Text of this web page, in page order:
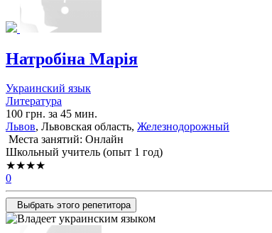
Натробіна Марія
Украинский язык
Литература
100 грн. за 45 мин.
Львов, Львовская область, Железнодорожный
Места занятий: Онлайн
Школьный учитель (опыт 1 год)
★★★★
0
Выбрать этого репетитора